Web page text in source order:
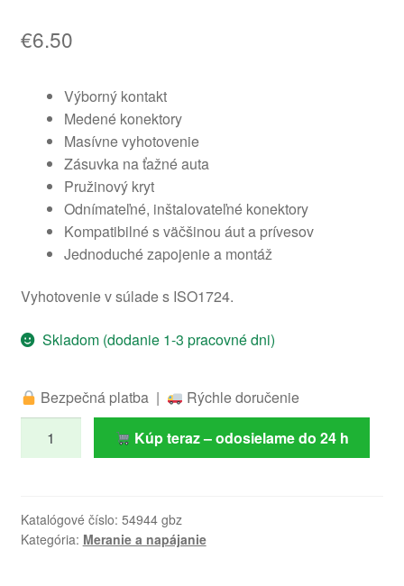
€6.50
Výborný kontakt
Medené konektory
Masívne vyhotovenie
Zásuvka na ťažné auta
Pružinový kryt
Odnímateľné, inštalovateľné konektory
Kompatibilné s väčšinou áut a prívesov
Jednoduché zapojenie a montáž
Vyhotovenie v súlade s ISO1724.
Skladom (dodanie 1-3 pracovné dni)
Bezpečná platba |
Rýchle doručenie
Zásuvka
ťažnému
na
Kúp teraz – odosielame do 24 h
Katalógové číslo: 54944 gbz
Kategória: Meranie a napájanie